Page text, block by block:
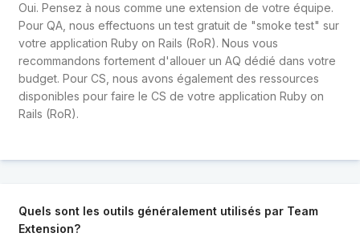
Oui. Pensez à nous comme une extension de votre équipe.
Pour QA, nous effectuons un test gratuit de "smoke test" sur
votre application Ruby on Rails (RoR). Nous vous
recommandons fortement d'allouer un AQ dédié dans votre
budget. Pour CS, nous avons également des ressources
disponibles pour faire le CS de votre application Ruby on
Rails (RoR).
Quels sont les outils généralement utilisés par Team
Extension?